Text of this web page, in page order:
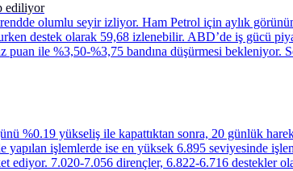
ediliyor
olumlu seyir izliyor. Ham Petrol için aylık
destek olarak 59,68 izlenebilir. ABD’de iş gücü
puan ile %3,50-%3,75 bandına düşürmesi bekleniyor.
%0.19 yükseliş ile kapattıktan sonra, 20 günlük
işlemlerde ise en yüksek 6.895 seviyesinde
ediyor. 7.020-7.056 dirençler, 6.822-6.716 destekler